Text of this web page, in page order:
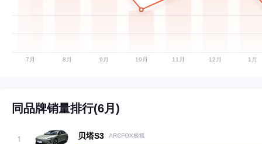
同品牌销量排行(6月)
1 贝塔S3 ARCFOX极狐